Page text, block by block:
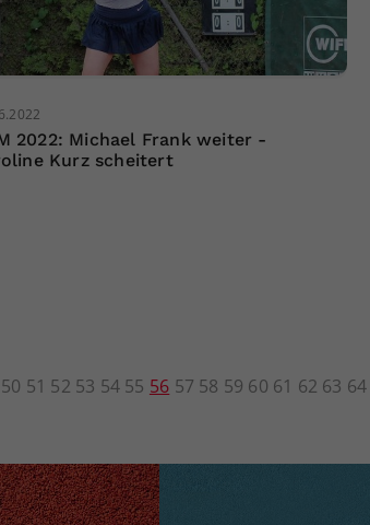
2022: Michael Frank weiter -
Kurz scheitert
50 51 52 53 54 55 56 57 58 59 60 61 62 63 64